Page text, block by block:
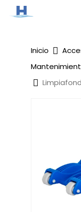
Inicio